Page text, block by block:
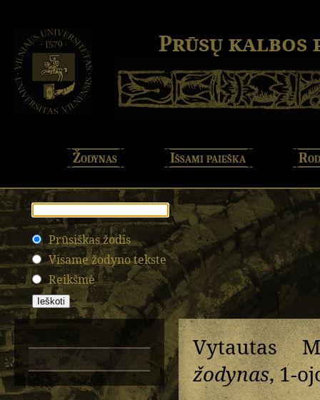
Prūsų kalbos
Žodynas Išsami paieška
Prūsiškas žodis
Visame žodyno tekste
Reikšmė
Vytautas
žodynas, 1-